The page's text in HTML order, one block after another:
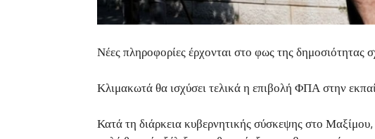
Νέες πληροφορίες έρχονται στο φως της δημοσιότητας
Κλιμακωτά θα ισχύσει τελικά η επιβολή ΦΠΑ στην
Κατά τη διάρκεια κυβερνητικής σύσκεψης στο